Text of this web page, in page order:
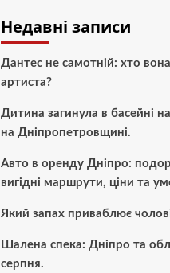
Недавні записи
Дантес не самотній: хто
артиста?
Дитина загинула в басейні на
на Дніпропетровщині.
Авто в оренду Дніпро:
вигідні маршрути, ціни та
Який запах приваблює
Шалена спека: Дніпро та
серпня.